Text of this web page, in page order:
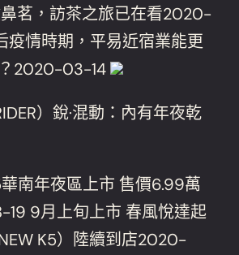
鼻茗，訪茶之旅已在看2020-
情時期，平易近宿業能更
2020-03-14
）銳·混動：內有年夜乾
南年夜區上市 售價6.99萬
9月上旬上市 春風悅達起
K5）陸續到店2020-